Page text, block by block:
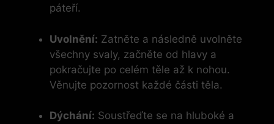
páteří.
Uvolnění: Zatněte a následně uvolněte
všechny svaly, začněte od hlavy a
pokračujte po celém těle až k nohou.
Věnujte pozornost každé části těla.
Dýchání: Soustřeďte se na hluboké a